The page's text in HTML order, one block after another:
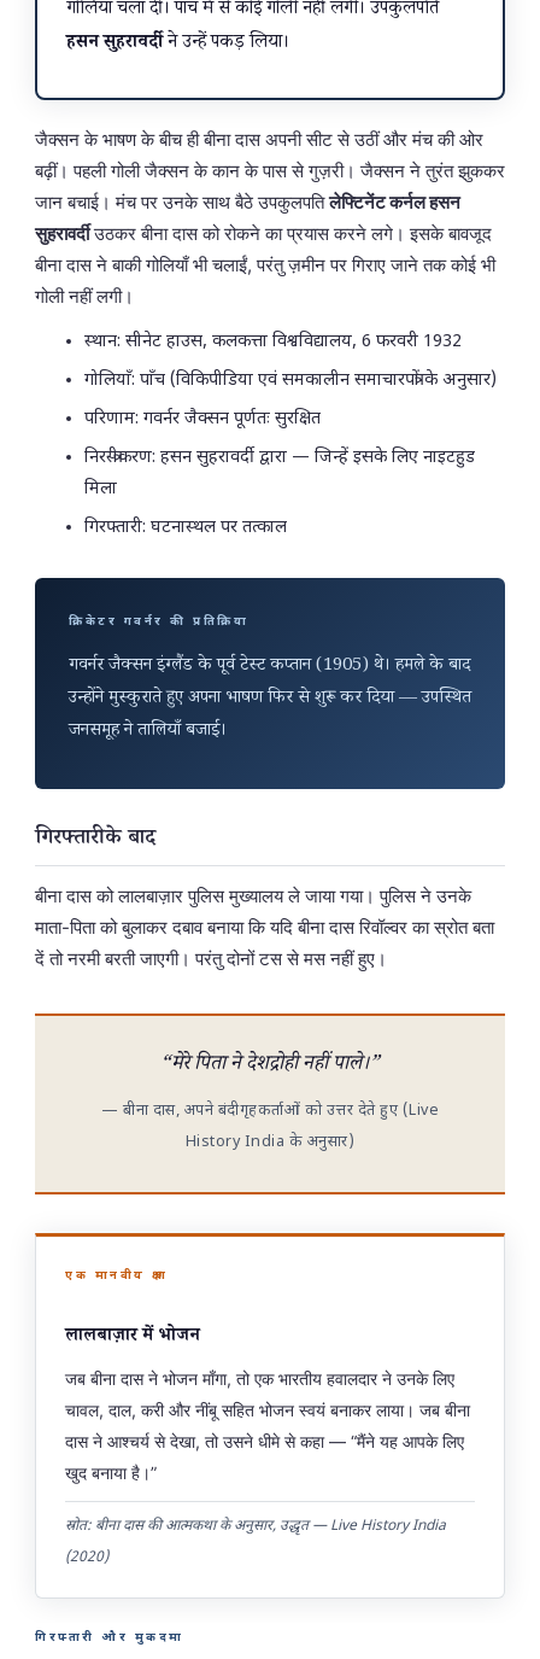
गोलियाँ चला दीं। पाँच में से कोई गोली नहीं लगी। उपकुलपति
हसन सुहरावर्दीने उन्हें पकड़ लिया।
जैक्सन के भाषण के बीच ही बीना दास अपनी सीट से उठीं और मंच की ओर
बढ़ीं। पहली गोली जैक्सन के कान के पास से गुज़री। जैक्सन ने तुरंत झुककर
जान बचाई। मंच पर उनके साथ बैठे उपकुलपतिलेफ्टिनेंट कर्नल हसन
सुहरावर्दीउठकर बीना दास को रोकने का प्रयास करने लगे। इसके बावजूद
बीना दास ने बाकी गोलियाँ भी चलाईं, परंतु ज़मीन पर गिराए जाने तक कोई भी
गोली नहीं लगी।
स्थान: सीनेट हाउस, कलकत्ता विश्वविद्यालय, 6 फरवरी 1932
गोलियाँ: पाँच (विकिपीडिया एवं समकालीन समाचारपत्रों के अनुसार)
परिणाम: गवर्नर जैक्सन पूर्णतः सुरक्षित
निरस्त्रीकरण: हसन सुहरावर्दी द्वारा — जिन्हें इसके लिए नाइटहुड
मिला
गिरफ्तारी: घटनास्थल पर तत्काल
क्रिकेटर गवर्नर की प्रतिक्रिया
गवर्नर जैक्सन इंग्लैंड के पूर्व टेस्ट कप्तान (1905) थे। हमले के बाद
उन्होंने मुस्कुराते हुए अपना भाषण फिर से शुरू कर दिया — उपस्थित
जनसमूह ने तालियाँ बजाईं।
गिरफ्तारी के बाद
बीना दास को लालबाज़ार पुलिस मुख्यालय ले जाया गया। पुलिस ने उनके
माता-पिता को बुलाकर दबाव बनाया कि यदि बीना दास रिवॉल्वर का स्रोत बता
दें तो नरमी बरती जाएगी। परंतु दोनों टस से मस नहीं हुए।
“मेरे पिता ने देशद्रोही नहीं पाले।”
— बीना दास, अपने बंदीगृहकर्ताओं को उत्तर देते हुए (Live
History India के अनुसार)
एक मानवीय क्षण
लालबाज़ार में भोजन
जब बीना दास ने भोजन माँगा, तो एक भारतीय हवालदार ने उनके लिए
चावल, दाल, करी और नींबू सहित भोजन स्वयं बनाकर लाया। जब बीना
दास ने आश्चर्य से देखा, तो उसने धीमे से कहा — “मैंने यह आपके लिए
खुद बनाया है।”
स्रोत: बीना दास की आत्मकथा के अनुसार, उद्धृत — Live History India
(2020)
गिरफ्तारी और मुकदमा